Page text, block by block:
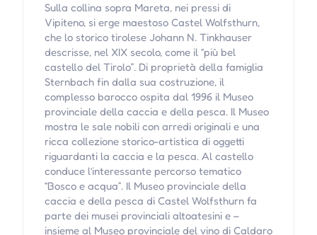
Sulla collina sopra Mareta, nei pressi di
Vipiteno, si erge maestoso Castel Wolfsthurn,
che lo storico tirolese Johann N. Tinkhauser
descrisse, nel XIX secolo, come il “più bel
castello del Tirolo”. Di proprietà della famiglia
Sternbach fin dalla sua costruzione, il
complesso barocco ospita dal 1996 il Museo
provinciale della caccia e della pesca. Il Museo
mostra le sale nobili con arredi originali e una
ricca collezione storico-artistica di oggetti
riguardanti la caccia e la pesca. Al castello
conduce l’interessante percorso tematico
“Bosco e acqua”. Il Museo provinciale della
caccia e della pesca di Castel Wolfsthurn fa
parte dei musei provinciali altoatesini e –
insieme al Museo provinciale del vino di Caldaro